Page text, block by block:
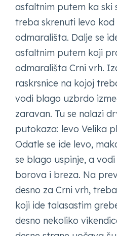
asfaltnim putem ka ski
treba skrenuti levo kod
odmarališta. Dalje se
asfaltnim putem koji
odmarališta Crni vrh.
raskrsnice na kojoj
vodi blago uzbrdo
zaravan. Tu se nalazi
putokaza: levo Velika
Odatle se ide levo,
se blago uspinje, a
borova i breza. Na
desno za Crni vrh,
koji ide talasastim
desno nekoliko